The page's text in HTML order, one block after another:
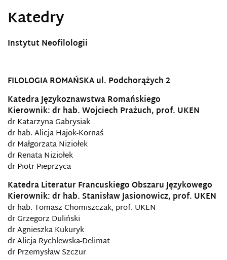
Katedry
Instytut Neofilologii
FILOLOGIA ROMAŃSKAul. Podchorążych 2
Katedra Językoznawstwa Romańskiego
Kierownik: dr hab. Wojciech Prażuch, prof. UKEN
dr Katarzyna Gabrysiak
dr hab. Alicja Hajok-Kornaś
dr Małgorzata Niziołek
dr Renata Niziołek
dr Piotr Pieprzyca
Katedra Literatur Francuskiego Obszaru Językowego
Kierownik: dr hab. Stanisław Jasionowicz, prof. UKEN
dr hab. Tomasz Chomiszczak, prof. UKEN
dr Grzegorz Duliński
dr Agnieszka Kukuryk
dr Alicja Rychlewska-Delimat
dr Przemysław Szczur